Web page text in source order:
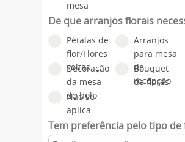
mesa
De que arranjos florais
Pétalas de
flor/Flores
soltas
Arranjos
para mesa
de
recepção
Decoração
da mesa
do bolo
Bouquet
de flores
Não se
aplica
Tem preferência pelo tipo de